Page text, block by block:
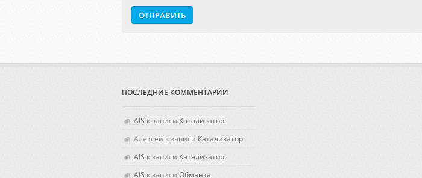
ПОСЛЕДНИЕ КОММЕНТАРИИ
AIS к записи Катализатор
Алексей к записи Катализатор
AIS к записи Катализатор
AIS к записи Обманка